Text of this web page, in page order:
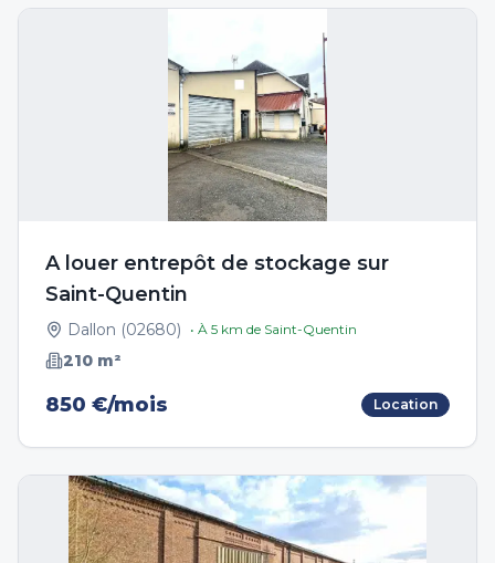
A louer entrepôt de stockage sur
Saint-Quentin
Dallon (02680) • À 5 km de Saint-Quentin
210 m²
850 €/mois Location